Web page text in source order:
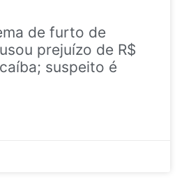
de furto de
prejuízo de R$
suspeito é